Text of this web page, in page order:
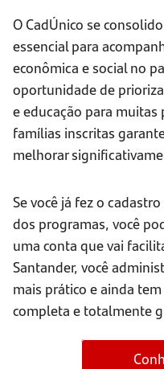
O CadÚnico se
essencial para
econômica e social no
oportunidade de
e educação para muitas
famílias inscritas
melhorar
Se você já fez o
dos programas, você
uma conta que vai
Santander, você
mais prático e ainda
completa e totalmente